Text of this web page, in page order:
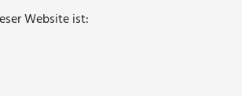
Website ist: